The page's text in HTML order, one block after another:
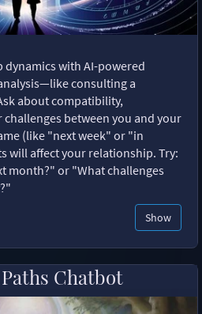
with AI-powered
consulting a
about compatibility,
between you and your
(like "next week" or "in
will affect your relationship. Try:
month?" or "What challenges
Show
Chatbot